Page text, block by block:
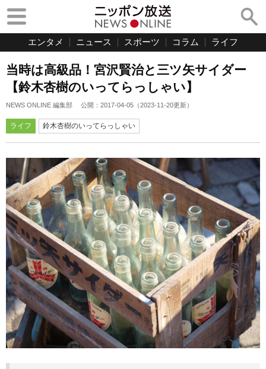
エンタメ ニュース スポーツ コラム ライフ
当時は高級品！宮沢賢治と三ツ矢サイダー
【鈴木杏樹のいってらっしゃい】
NEWS ONLINE 編集部 公開： 2017-04-05 （2023-11-20更新）
ライフ 鈴木杏樹のいってらっしゃい